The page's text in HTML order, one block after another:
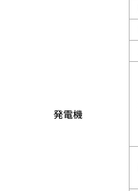
発電機